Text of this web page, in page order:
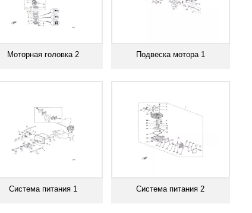
Моторная головка 2 Подвеска мотора 1
Система питания 1 Система питания 2